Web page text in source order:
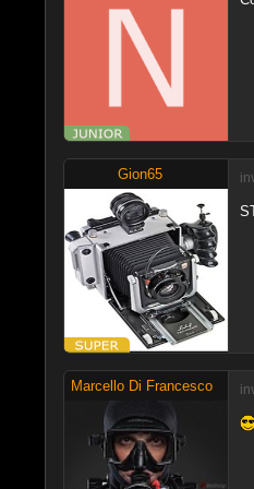
Gion65
Marcello Di Francesco